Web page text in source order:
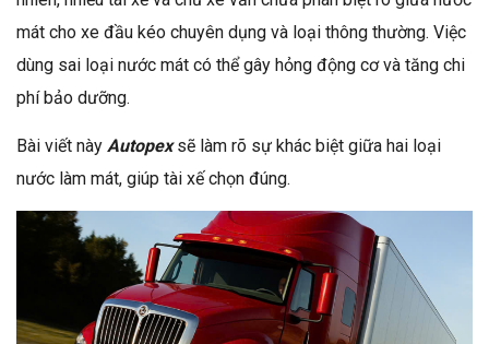
mát cho xe đầu kéo chuyên dụng và loại thông thường. Việc
dùng sai loại nước mát có thể gây hỏng động cơ và tăng chi
phí bảo dưỡng.
Bài viết này Autopexsẽ làm rõ sự khác biệt giữa hai loại
nước làm mát, giúp tài xế chọn đúng.